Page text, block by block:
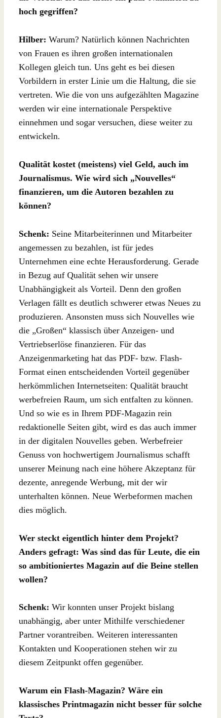
hoch gegriffen?
Hilber: Warum? Natürlich können Nachrichten
von Frauen es ihren großen internationalen
Kollegen gleich tun. Uns geht es bei diesen
Vorbildern in erster Linie um die Haltung, die sie
vertreten. Wie die von uns aufgezählten Magazine
werden wir eine internationale Perspektive
einnehmen und sogar versuchen, diese weiter zu
entwickeln.
Qualität kostet (meistens) viel Geld, auch im
Journalismus. Wie wird sich „Nouvelles“
finanzieren, um die Autoren bezahlen zu
können?
Schenk: Seine Mitarbeiterinnen und Mitarbeiter
angemessen zu bezahlen, ist für jedes
Unternehmen eine echte Herausforderung. Gerade
in Bezug auf Qualität sehen wir unsere
Unabhängigkeit als Vorteil. Denn den großen
Verlagen fällt es deutlich schwerer etwas Neues zu
produzieren. Ansonsten muss sich Nouvelles wie
die „Großen“ klassisch über Anzeigen- und
Vertriebserlöse finanzieren. Für das
Anzeigenmarketing hat das PDF- bzw. Flash-
Format einen entscheidenden Vorteil gegenüber
herkömmlichen Internetseiten: Qualität braucht
werbefreien Raum, um sich entfalten zu können.
Und so wie es in Ihrem PDF-Magazin rein
redaktionelle Seiten gibt, wird es das auch immer
in der digitalen Nouvelles geben. Werbefreier
Genuss von hochwertigem Journalismus schafft
unserer Meinung nach eine höhere Akzeptanz für
dezente, anregende Werbung, mit der wir
unterhalten können. Neue Werbeformen machen
dies möglich.
Wer steckt eigentlich hinter dem Projekt?
Anders gefragt: Was sind das für Leute, die ein
so ambitioniertes Magazin auf die Beine stellen
wollen?
Schenk: Wir konnten unser Projekt bislang
unabhängig, aber unter Mithilfe verschiedener
Partner vorantreiben. Weiteren interessanten
Kontakten und Kooperationen stehen wir zu
diesem Zeitpunkt offen gegenüber.
Warum ein Flash-Magazin? Wäre ein
klassisches Printmagazin nicht besser für solche